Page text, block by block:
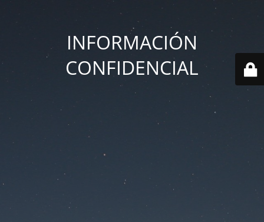
INFORMACIÓN
CONFIDENCIAL